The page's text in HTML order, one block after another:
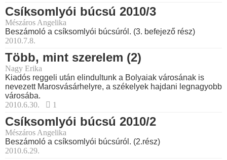
Csíksomlyói búcsú 2010/3
Mészáros Angelika
Beszámoló a csíksomlyói búcsúról. (3. befejező rész)
2010.7.8.
Több, mint szerelem (2)
Nagy Erika
Kiadós reggeli után elindultunk a Bolyaiak városának is
nevezett Marosvásárhelyre, a székelyek hajdani legnagyobb
városába.
2010.6.30.
1
Csíksomlyói búcsú 2010/2
Mészáros Angelika
Beszámoló a csíksomlyói búcsúról. (2.rész)
2010.6.29.